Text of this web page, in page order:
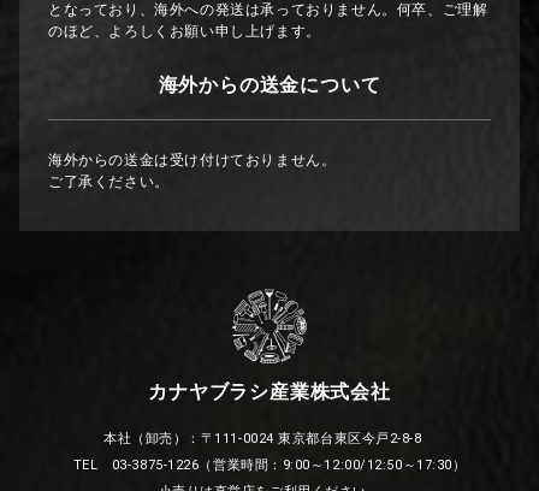
となっており、海外への発送は承っておりません。何卒、ご理解
のほど、よろしくお願い申し上げます。
海外からの送金について
海外からの送金は受け付けておりません。
ご了承ください。
カナヤブラシ産業株式会社
本社（卸売）：〒111-0024 東京都台東区今戸2-8-8
TEL 03-3875-1226（営業時間：9:00～12:00/12:50～17:30）